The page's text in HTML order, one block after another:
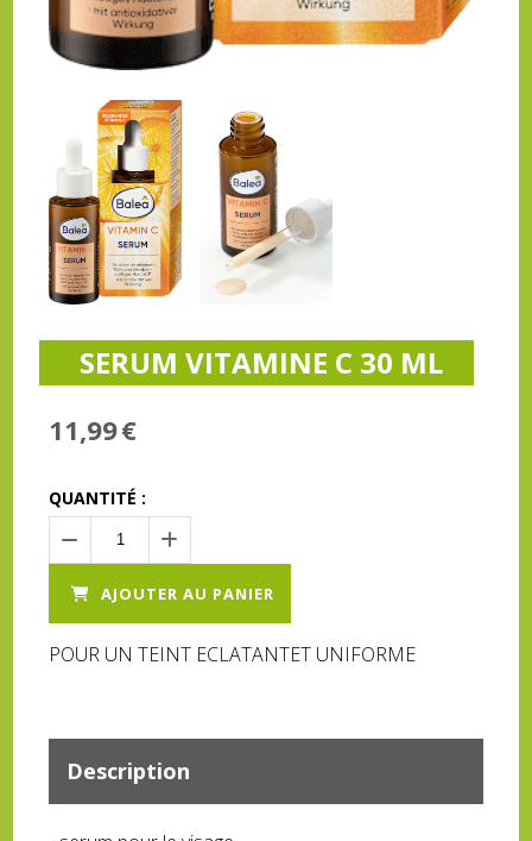
SERUM VITAMINE C 30 ML
11,99€
QUANTITÉ :
AJOUTER AU PANIER
POUR UN TEINT ECLATANTET UNIFORME
Description